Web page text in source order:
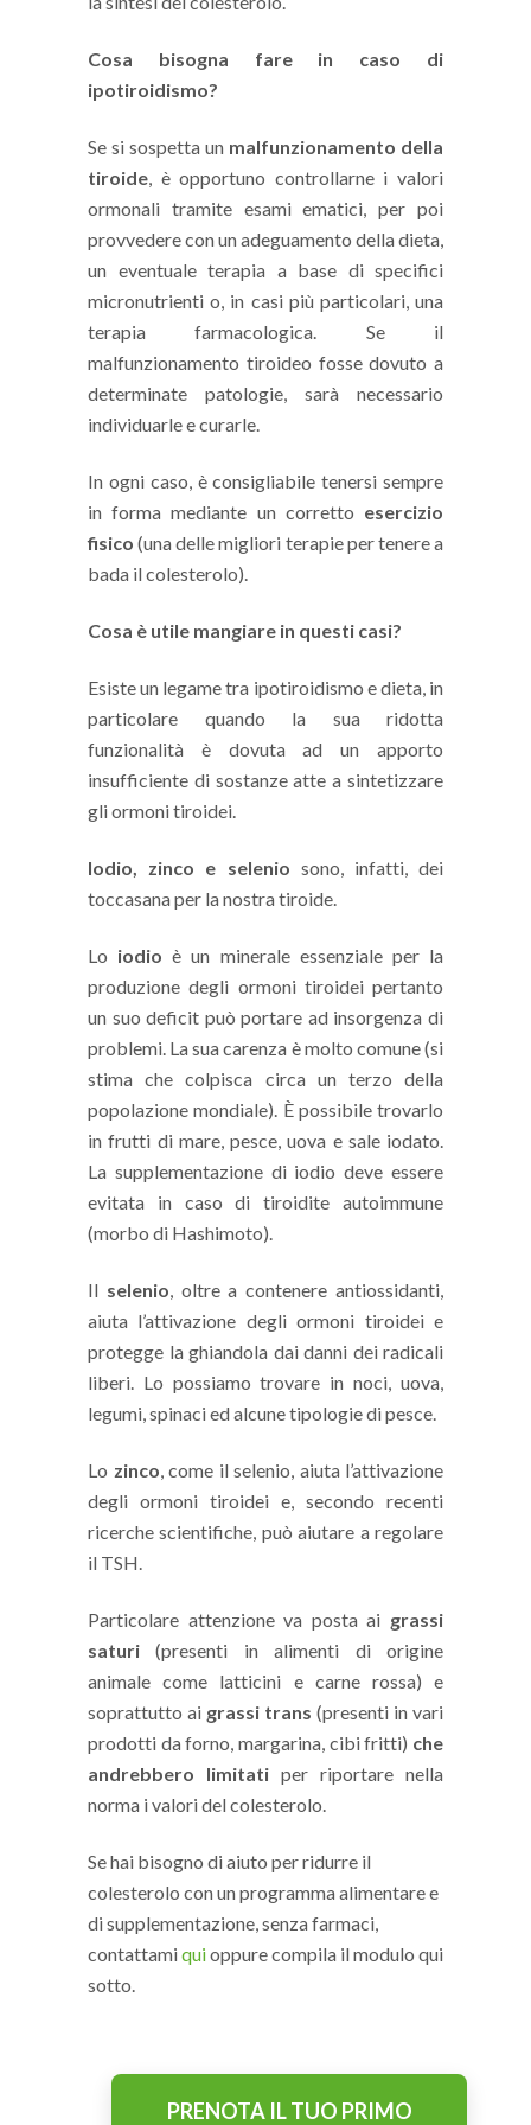
Cosa bisogna fare in caso di
ipotiroidismo?
Se si sospetta un malfunzionamento della
tiroide , è opportuno controllarne i valori
ormonali tramite esami ematici, per poi
provvedere con un adeguamento della dieta,
un eventuale terapia a base di specifici
micronutrienti o, in casi più particolari, una
terapia farmacologica. Se il
malfunzionamento tiroideo fosse dovuto a
determinate patologie, sarà necessario
individuarle e curarle.
In ogni caso, è consigliabile tenersi sempre
in forma mediante un corretto esercizio
fisico (una delle migliori terapie per tenere a
bada il colesterolo).
Cosa è utile mangiare in questi casi?
Esiste un legame tra ipotiroidismo e dieta, in
particolare quando la sua ridotta
funzionalità è dovuta ad un apporto
insufficiente di sostanze atte a sintetizzare
gli ormoni tiroidei.
Iodio, zinco e selenio sono, infatti, dei
toccasana per la nostra tiroide.
Lo iodio è un minerale essenziale per la
produzione degli ormoni tiroidei pertanto
un suo deficit può portare ad insorgenza di
problemi. La sua carenza è molto comune (si
stima che colpisca circa un terzo della
popolazione mondiale). È possibile trovarlo
in frutti di mare, pesce, uova e sale iodato.
La supplementazione di iodio deve essere
evitata in caso di tiroidite autoimmune
(morbo di Hashimoto).
Il selenio , oltre a contenere antiossidanti,
aiuta l’attivazione degli ormoni tiroidei e
protegge la ghiandola dai danni dei radicali
liberi. Lo possiamo trovare in noci, uova,
legumi, spinaci ed alcune tipologie di pesce.
Lo zinco , come il selenio, aiuta l’attivazione
degli ormoni tiroidei e, secondo recenti
ricerche scientifiche, può aiutare a regolare
il TSH.
Particolare attenzione va posta ai grassi
saturi (presenti in alimenti di origine
animale come latticini e carne rossa) e
soprattutto ai grassi trans (presenti in vari
prodotti da forno, margarina, cibi fritti) che
andrebbero limitati per riportare nella
norma i valori del colesterolo.
Se hai bisogno di aiuto per ridurre il
colesterolo con un programma alimentare e
di supplementazione, senza farmaci,
contattamiquioppure compila il modulo qui
sotto.
PRENOTA IL TUO PRIMO